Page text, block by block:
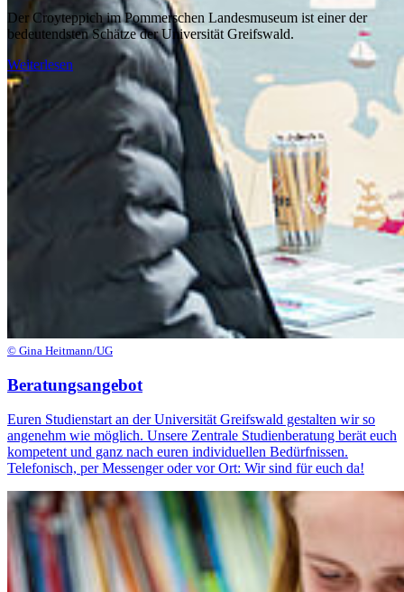
Der Croyteppich im Pommerschen Landesmuseum ist einer der
bedeutendsten Schätze der Universität Greifswald.
Weiterlesen
© Gina Heitmann/UG
Beratungsangebot
Euren Studienstart an der Universität Greifswald gestalten wir so
angenehm wie möglich. Unsere Zentrale Studienberatung berät euch
kompetent und ganz nach euren individuellen Bedürfnissen.
Telefonisch, per Messenger oder vor Ort: Wir sind für euch da!